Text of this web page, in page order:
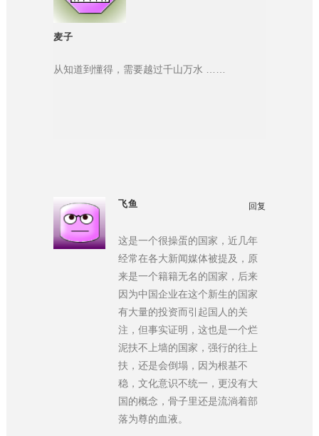
麦子
从知道到懂得，需要越过千山万水 ……
飞鱼 回复
这是一个很操蛋的国家，近几年
经常在各大新闻媒体被提及，原
来是一个籍籍无名的国家，后来
因为中国企业在这个新生的国家
有大量的投资而引起国人的关
注，但事实证明，这也是一个烂
泥扶不上墙的国家，强行的往上
扶，还是会倒塌，因为根基不
稳，文化意识不统一，更没有大
国的概念，骨子里还是流淌着部
落为尊的血液。